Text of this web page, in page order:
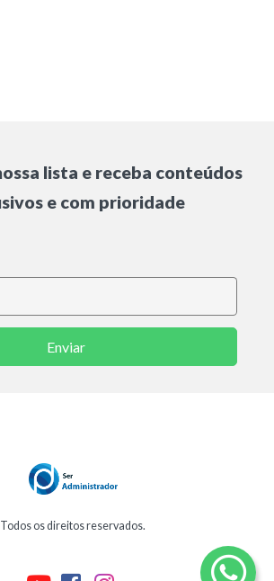
lista e receba conteúdos
e com prioridade
Enviar
Todos os direitos reservados.